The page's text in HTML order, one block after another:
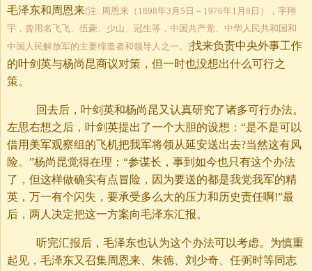
毛泽东和周恩来[注: 周恩来（1898年3月5日－1976年1月8日），字翔
宇，曾用名飞飞、伍豪、少山、冠生等，中国共产党、中华人民共和国和
中国人民解放军的主要缔造者和领导人之一。]找来负责中央外事工作
的叶剑英与杨尚昆商议对策，但一时也没想出什么可行之
策。
回去后，叶剑英和杨尚昆又认真研究了诸多可行办法。
左思右想之后，叶剑英提出了一个大胆的设想：“是不是可以
借用美军观察组的飞机把我军将领从延安送出去?当然这有风
险。”杨尚昆觉得在理：“参谋长，事到如今也只有这个办法
了，但这样做确实有点冒险，因为要送的都是我党我军的精
英，万一有个闪失，要承受多么大的压力和历史责任啊!”最
后，两人决定把这一方案向毛泽东汇报。
听完汇报后，毛泽东也认为这个办法可以考虑。为慎重
起见，毛泽东又召集周恩来、朱德、刘少奇、任弼时等同志